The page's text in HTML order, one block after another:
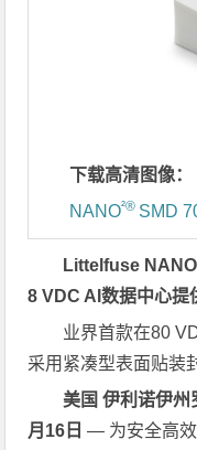
下载高清图像：
NANO²® SMD
Littelfuse NANO
8 VDC AI数据中心提
业界首款在80
采用紧凑型表面贴装
美国 伊利诺伊
月16日— 为安全高